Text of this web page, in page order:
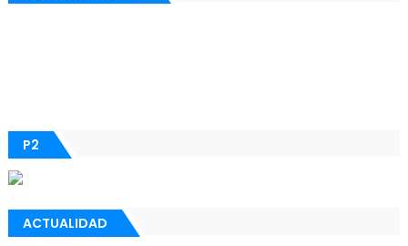
P2
ACTUALIDAD